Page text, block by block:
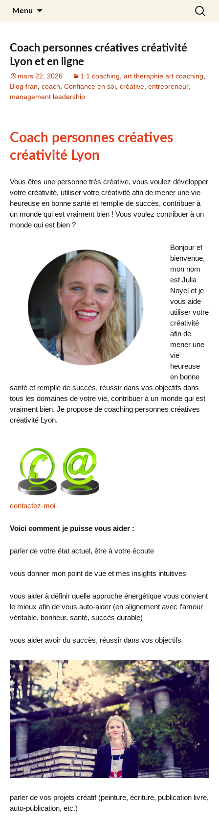
Julia Noyel
Menu
Coach personnes créatives créativité
Lyon et en ligne
mars 22, 2026 1:1 coaching art théraphie art coaching
Blog fran coach Confiance en soi créative entrepreneur,
management leadership
Coach personnes créatives
créativité Lyon
Vous êtes une personne très créative, vous voulez développer
votre créativité, utiliser votre créativité afin de mener une vie
heureuse en bonne santé et remplie de succès, contribuer à
un monde qui est vraiment bien ! Vous voulez contribuer à un
monde qui est bien ?
Bonjour et
bienvenue,
mon nom
est Julia
Noyel et je
vous aide
utiliser votre
créativité
afin de
mener une
vie
heureuse
en bonne
santé et remplie de succès, réussir dans vos objectifs dans
tous les domaines de votre vie, contribuer à un monde qui est
vraiment bien. Je propose de coaching personnes créatives
créativité Lyon.
contactez-moi
Voici comment je puisse vous aider :
parler de votre état actuel, être à votre écoute
vous donner mon point de vue et mes insights intuitives
vous aider à définir quelle approche énergétique vous convient
le mieux afin de vous auto-aider (en alignement avec l’amour
véritable, bonheur, santé, succès durable)
vous aider avoir du succès, réussir dans vos objectifs
parler de vos projets créatif (peinture, écriture, publication livre,
auto-publication, etc.)